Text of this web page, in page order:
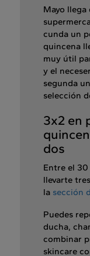
Mayo llega
cunda un
quincena
muy útil
y el
segunda
selección
3x2 en
dos
Entre el 30
llevarte
la sección
Puedes
ducha,
combinar
skincare